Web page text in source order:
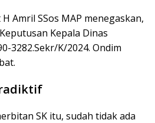
Amril SSos MAP menegaskan,
Kepala Dinas
3282.Sekr/K/2024. Ondim
SK itu, sudah tidak ada